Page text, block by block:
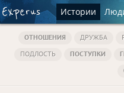
Истории
ОТНОШЕНИЯ ДРУЖБА
ПОДЛОСТЬ
ПОСТУПКИ